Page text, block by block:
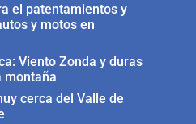
el patentamientos y
y motos en
Viento Zonda y duras
montaña
cerca del Valle de